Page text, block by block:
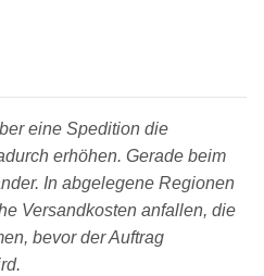
eine Spedition die
erhöhen. Gerade beim
In abgelegene Regionen
Versandkosten anfallen, die
bevor der Auftrag